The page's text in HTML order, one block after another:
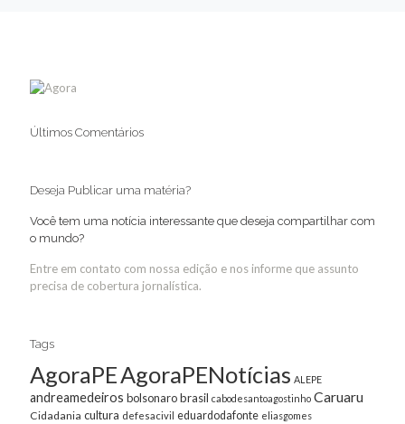
Últimos Comentários
Deseja Publicar uma matéria?
Você tem uma notícia interessante que deseja compartilhar com
o mundo?
Entre em contato com nossa edição e nos informe que assunto
precisa de cobertura jornalística.
Tags
AgoraPEAgoraPENotícias ALEPE
andreamedeiros bolsonarobrasil cabodesantoagostinho Caruaru
Cidadania cultura defesacivil eduardodafonte eliasgomes